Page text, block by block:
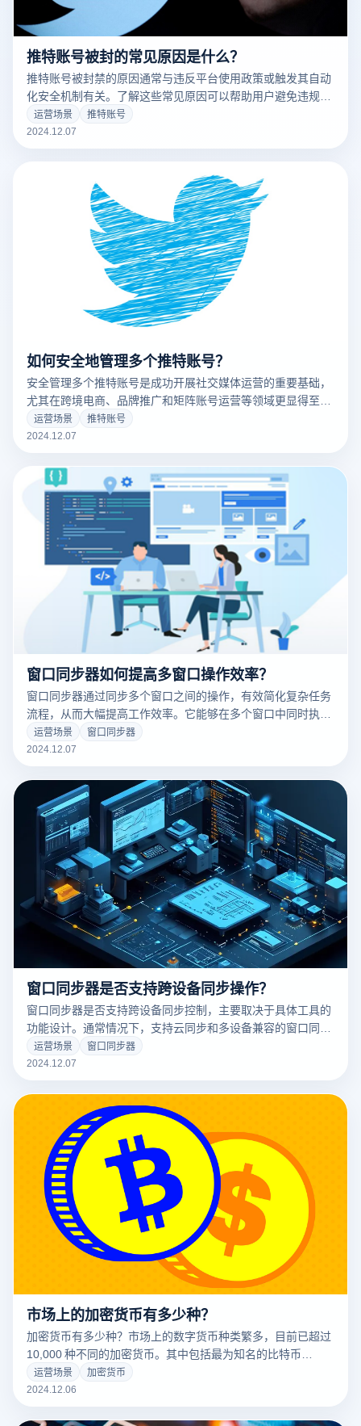
推特账号被封的常见原因是什么？
推特账号被封禁的原因通常与违反平台使用政策或触发其自动
化安全机制有关。了解这些常见原因可以帮助用户避免违规操
作，确保账号的长期稳定运行。以下是推特账号被封禁的主要
原因：
运营场景
推特账号
2024.12.07
如何安全地管理多个推特账号？
安全管理多个推特账号是成功开展社交媒体运营的重要基础，
尤其在跨境电商、品牌推广和矩阵账号运营等领域更显得至关
重要。要实现这一目标，需要采取全面的隐私保护措施和有效
的账户隔离策略，避免因操作失误而触发平台的监控机制。以
账号。
运营场景
推特账号
2024.12.07
窗口同步器如何提高多窗口操作效率？
窗口同步器通过同步多个窗口之间的操作，有效简化复杂任务
流程，从而大幅提高工作效率。它能够在多个窗口中同时执行
相同的操作，避免重复手动操作。此外，窗口同步器还可以结
合自动化脚本，快速完成批量任务，特别适合需要管理多账
运营场景
窗口同步器
2024.12.07
窗口同步器是否支持跨设备同步操作？
窗口同步器是否支持跨设备同步控制，主要取决于具体工具的
功能设计。通常情况下，支持云同步和多设备兼容的窗口同步
器能够在不同设备之间实现同步控制。而云登虚拟浏览器凭借
其强大的虚拟化技术与云端功能，可以间接实现这一需求。以
运营场景
窗口同步器
2024.12.07
市场上的加密货币有多少种？
加密货币有多少种？市场上的数字货币种类繁多，目前已超过
10,000 种不同的加密货币。其中包括最为知名的比特币
（BTC）、以太坊（ETH）、以及稳定币（如 USDT 和
USDC），还有许多致力于隐私保护、跨境支付、去中心化应
运营场景
加密货币
2024.12.06